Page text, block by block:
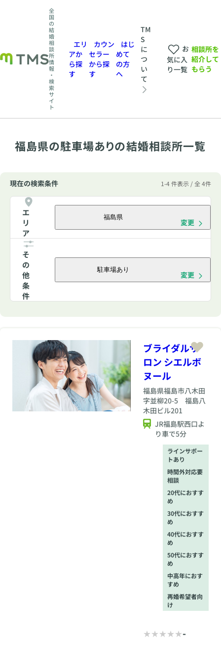
全
国
の
結
婚
相
談
所
情
報
・
検
索
サ
イ
ト
エリ
アか
ら探
す
カウン
セラー
から探
す
はじ
めて
の方
へ
TM
S
に
つ
い
て
お
気に入
り一覧
相談所を
紹介して
もらう
福島県の駐車場ありの結婚相談所一覧
現在の検索条件 1-4 件表示 / 全 4件
エ
リ
ア
福島県
変更
そ
の
他
条
件
駐車場あり
変更
ブライダルサ
ロン シエルボ
ヌール
福島県福島市八木田
字並柳20-5 福島八
木田ビル201
JR福島駅西口よ
り車で5分
ラインサポー
トあり
時間外対応要
相談
20代におすす
め
30代におすす
め
40代におすす
め
50代におすす
め
中高年におす
すめ
再婚希望者向
け
-